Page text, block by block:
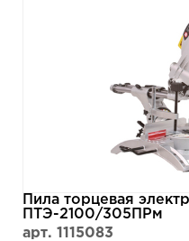
Пила торцевая
ПТЭ-2100/305ПРм
арт. 1115083